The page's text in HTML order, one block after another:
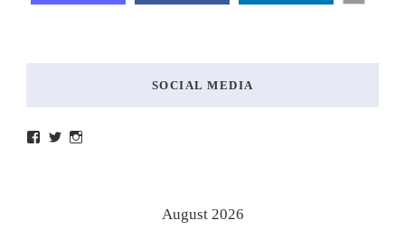
SOCIAL MEDIA
ProfilProfil
August 2026